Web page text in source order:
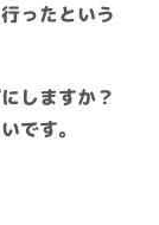
ったという
しますか？
です。